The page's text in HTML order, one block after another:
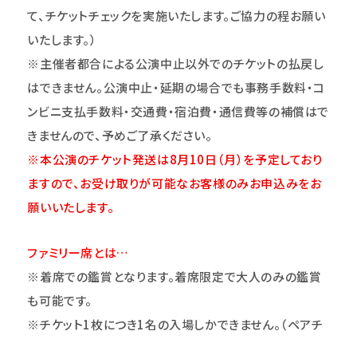
て、チケットチェックを実施いたします。ご協力の程お願い
いたします。）
※主催者都合による公演中止以外でのチケットの払戻し
はできません。公演中止・延期の場合でも事務手数料・コ
ンビニ支払手数料・交通費・宿泊費・通信費等の補償はで
きませんので、予めご了承ください。
※本公演のチケット発送は8月10日（月）を予定しており
ますので、お受け取りが可能なお客様のみお申込みをお
願いいたします。
ファミリー席とは…
※着席での鑑賞となります。着席限定で大人のみの鑑賞
も可能です。
※チケット1枚につき1名の入場しかできません。（ペアチ